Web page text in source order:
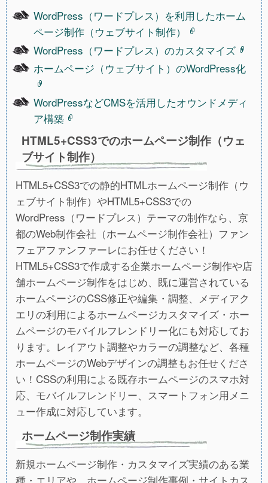
WordPress（ワードプレス）を利用したホーム
ページ制作（ウェブサイト制作）
WordPress（ワードプレス）のカスタマイズ
ホームページ（ウェブサイト）のWordPress化
WordPressなどCMSを活用したオウンドメディ
ア構築
HTML5+CSS3でのホームページ制作（ウェ
ブサイト制作）
HTML5+CSS3での静的HTMLホームページ制作（ウ
ェブサイト制作）やHTML5+CSS3での
WordPress（ワードプレス）テーマの制作なら、京
都のWeb制作会社（ホームページ制作会社）ファン
フェアファンファーレにお任せください！
HTML5+CSS3で作成する企業ホームページ制作や店
舗ホームページ制作をはじめ、既に運営されている
ホームページのCSS修正や編集・調整、メディアク
エリの利用によるホームページカスタマイズ・ホー
ムページのモバイルフレンドリー化にも対応してお
ります。レイアウト調整やカラーの調整など、各種
ホームページのWebデザインの調整もお任せくださ
い！CSSの利用による既存ホームページのスマホ対
応、モバイルフレンドリー、スマートフォン用メニ
ュー作成に対応しています。
ホームページ制作実績
新規ホームページ制作・カスタマイズ実績のある業
種・エリアや、ホームページ制作事例・サイトカス